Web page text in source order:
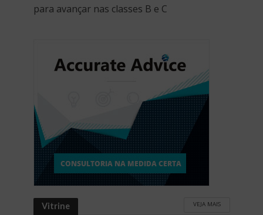
para avançar nas classes B e C
Vitrine VEJA MAIS